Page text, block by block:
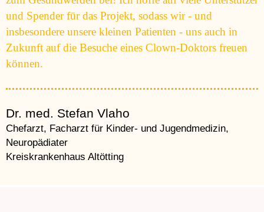
und Spender für das Projekt, sodass wir - und
insbesondere unsere kleinen Patienten - uns auch in
Zukunft auf die Besuche eines Clown-Doktors freuen
können.
Dr. med. Stefan Vlaho
Chefarzt, Facharzt für Kinder- und Jugendmedizin,
Neuropädiater
Kreiskrankenhaus Altötting